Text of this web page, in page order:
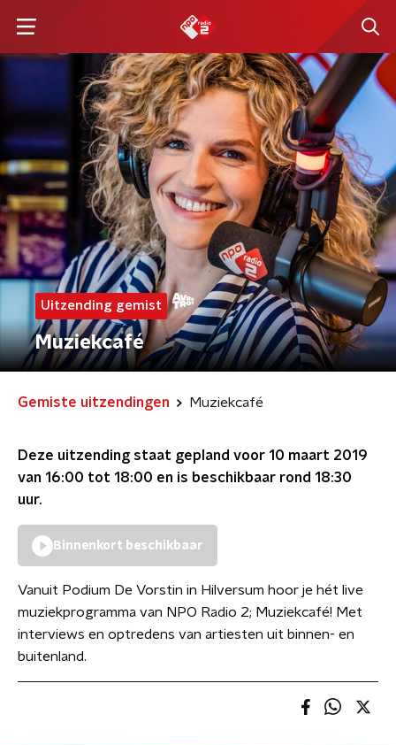
Uitzending gemist
Muziekcafé
Gemiste uitzendingen Muziekcafé
Deze uitzending staat gepland voor 10 maart 2019
van 16:00 tot 18:00 en is beschikbaar rond 18:30
uur.
Binnenkort beschikbaar
Vanuit Podium De Vorstin in Hilversum hoor je hét live
muziekprogramma van NPO Radio 2; Muziekcafé! Met
interviews en optredens van artiesten uit binnen- en
buitenland.